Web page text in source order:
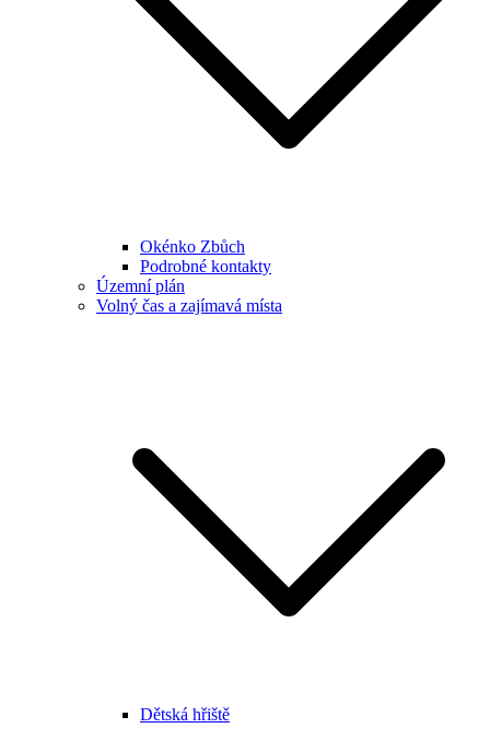
Okénko Zbůch
Podrobné kontakty
Územní plán
Volný čas a zajímavá místa
Dětská hřiště